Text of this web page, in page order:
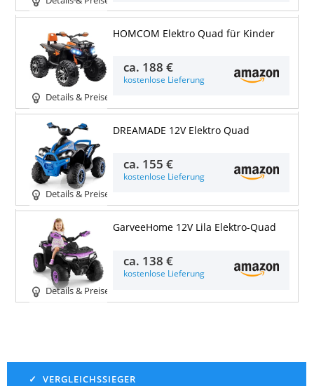
Details & Preise
HOMCOM Elektro Quad für Kinder
ca. 188 €
kostenlose Lieferung
Details & Preise
DREAMADE 12V Elektro Quad
ca. 155 €
kostenlose Lieferung
Details & Preise
GarveeHome 12V Lila Elektro-Quad
ca. 138 €
kostenlose Lieferung